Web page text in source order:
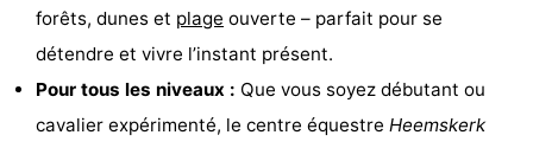
intérieures
être
villes
Sports
forêts, dunes et plage ouverte – parfait pour se
détendre et vivre l’instant présent.
Pour tous les niveaux : Que vous soyez débutant ou
cavalier expérimenté, le centre équestre Heemskerk